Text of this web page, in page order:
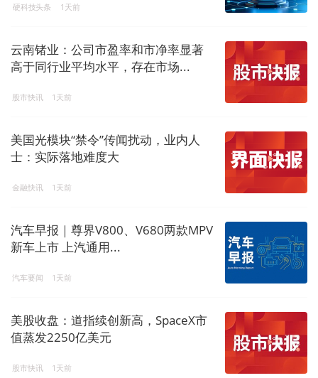
硬科技头条 1天前
云南锗业：公司市盈率和市净率显著
高于同行业平均水平，存在市场...
股市快讯 1天前
美国光模块“禁令”传闻扰动，业内人
士：实际落地难度大
金融快讯 1天前
汽车早报｜尊界V800、V680两款MPV
新车上市 上汽通用...
汽车要闻 1天前
美股收盘：道指续创新高，SpaceX市
值蒸发2250亿美元
股市快讯 1天前